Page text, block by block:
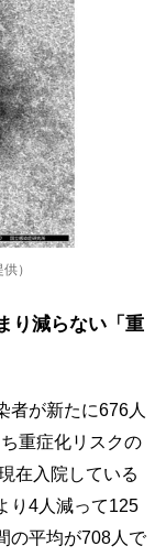
）
り減らない「重
者が新たに676人
重症化リスクの
在入院している
り4人減って125
の平均が708人で